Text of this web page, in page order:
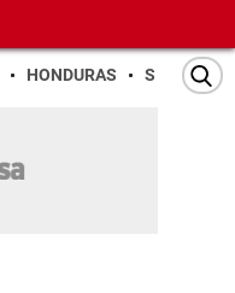
HONDURAS SAN PEDRO